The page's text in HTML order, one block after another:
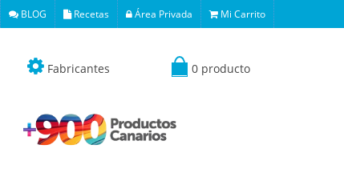
BLOG Recetas Área Privada Mi Carrito
Fabricantes 0 producto